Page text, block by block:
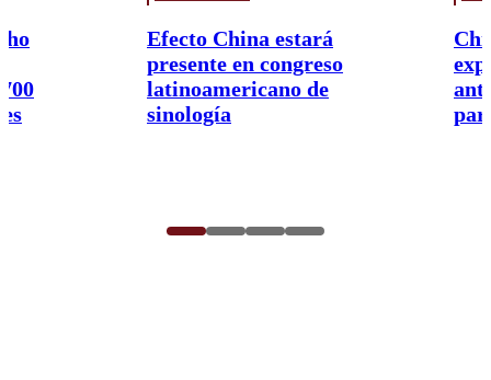
Efecto China estará
presente en congreso
latinoamericano de
sinología